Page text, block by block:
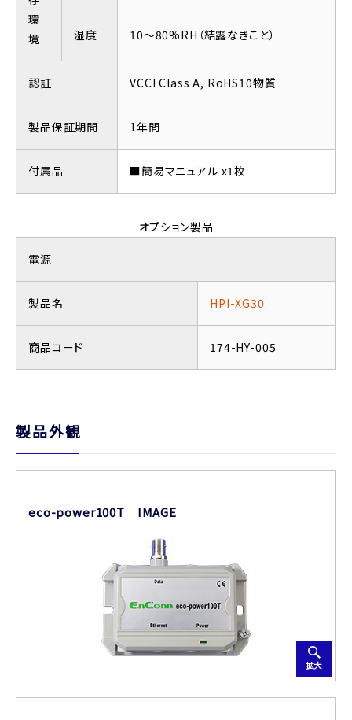
環
境
湿度 10～80%RH（結露なきこと）
認証 VCCI Class A, RoHS10物質
製品保証期間 1年間
付属品 ■簡易マニュアル x1枚
オプション製品
電源
製品名 HPI-XG30
商品コード 174-HY-005
製品外観
eco-power100T IMAGE
拡大